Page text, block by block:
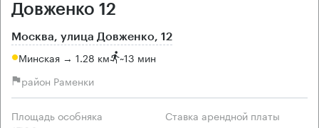
Довженко 12
Москва, улица Довженко, 12
Минская → 1.28 км ~13 мин
район Раменки
Площадь особняка Ставка арендной платы